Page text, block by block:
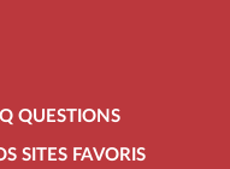
QUESTIONS
SITES FAVORIS